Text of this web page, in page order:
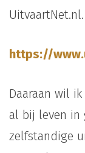
UitvaartNet.nl.
https://
Daaraan wil
al bij leven in
zelfstandige